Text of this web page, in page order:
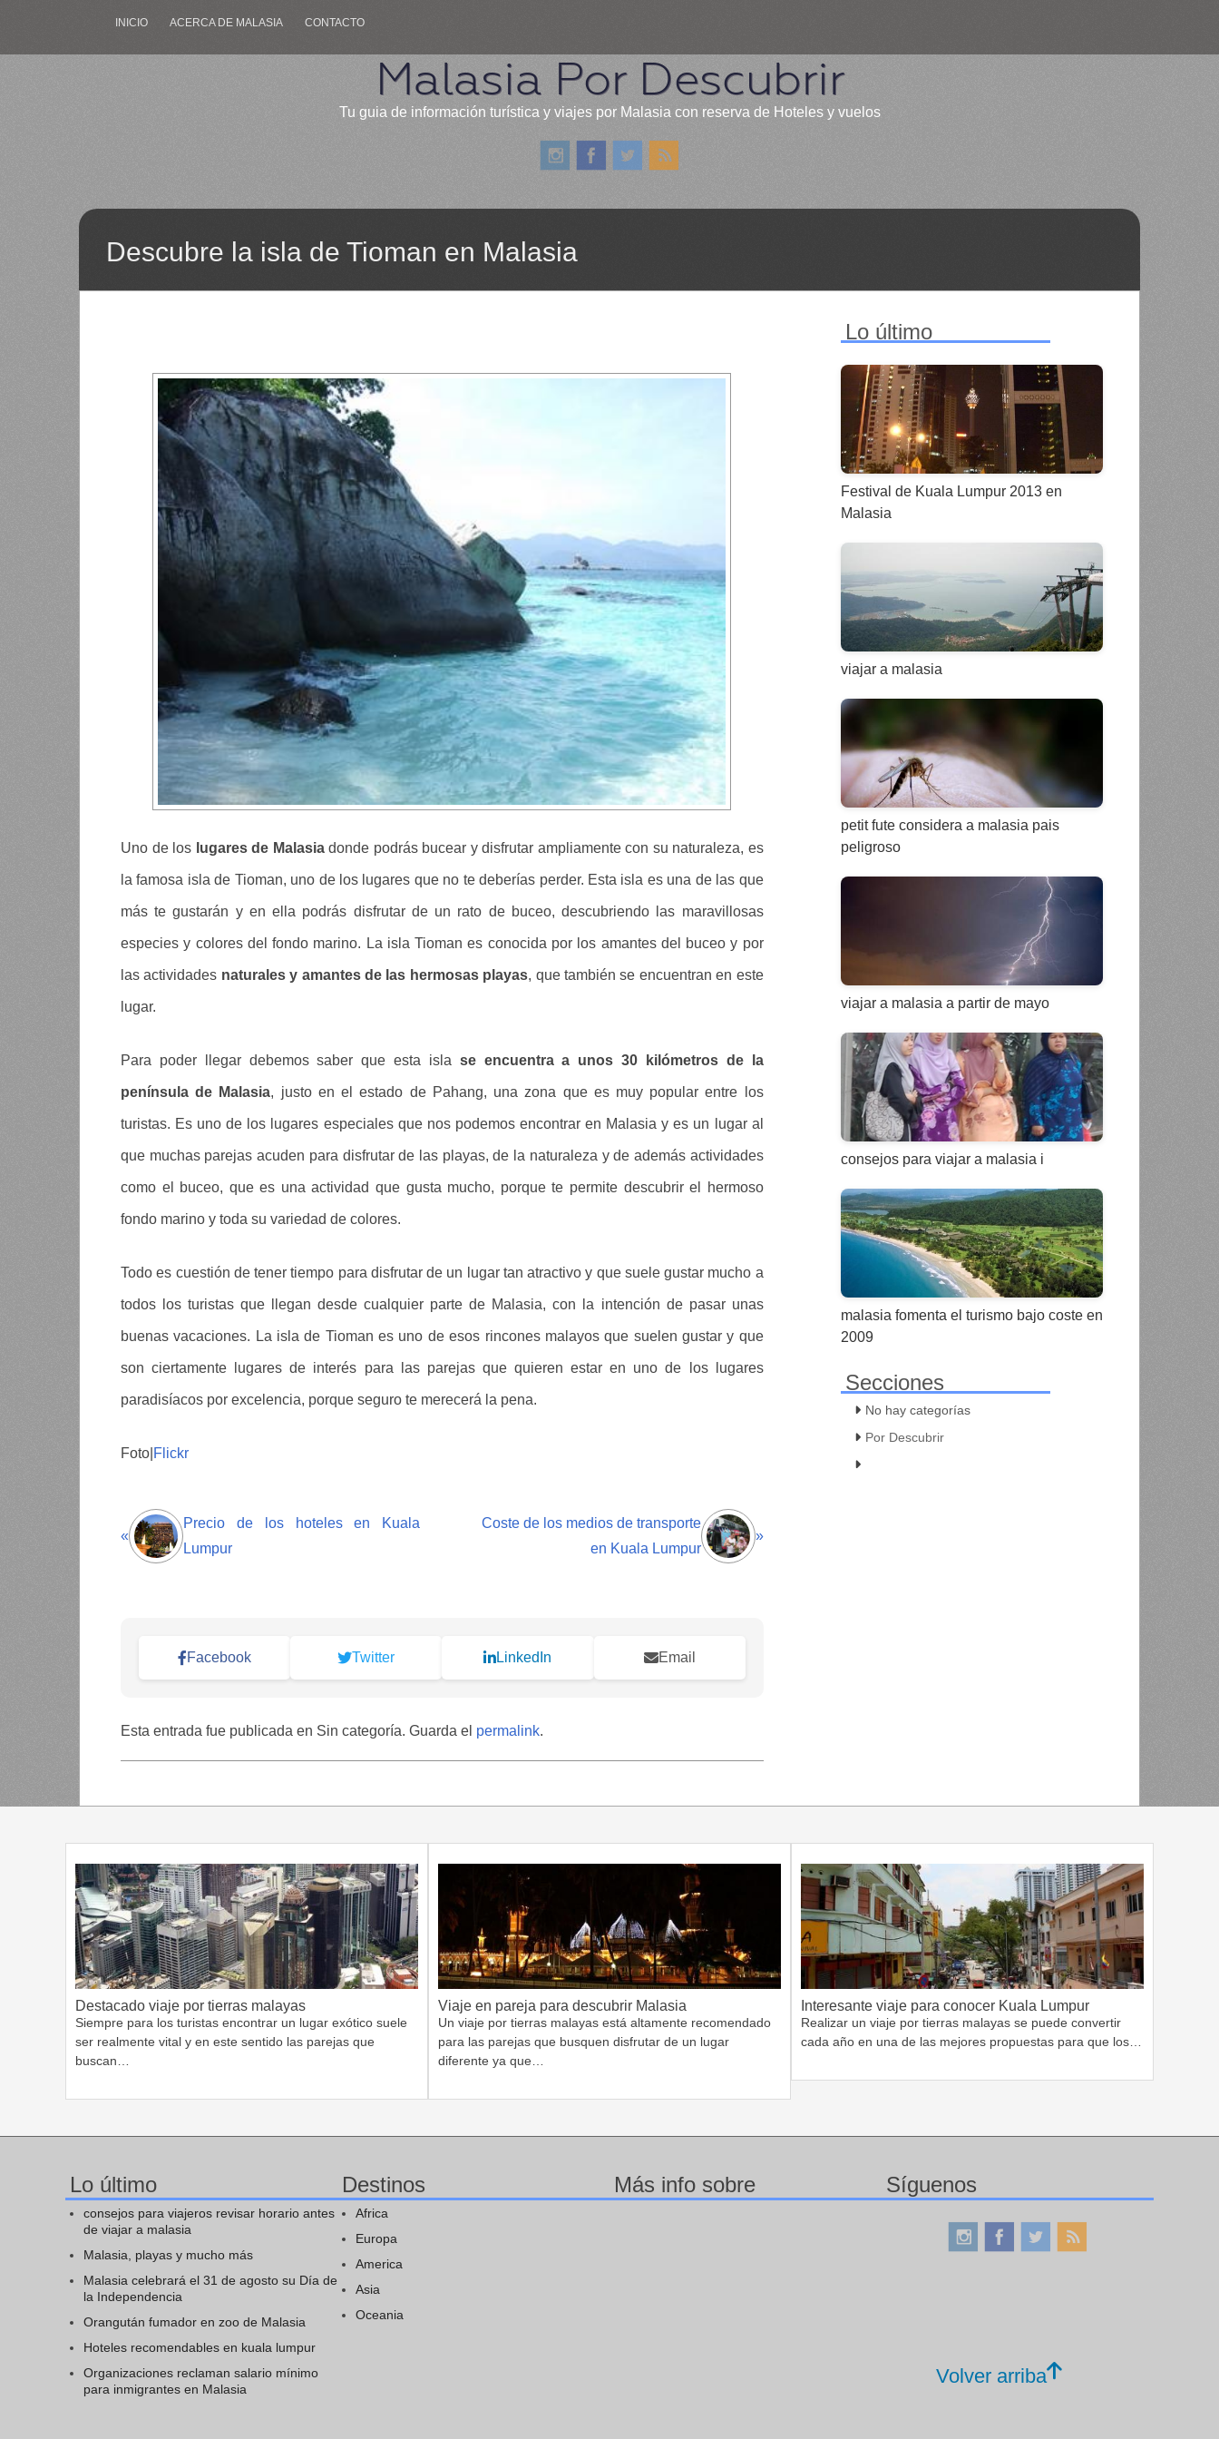
INICIO ACERCA DE MALASIA CONTACTO
Malasia Por Descubrir
Tu guia de información turística y viajes por Malasia con reserva de Hoteles y vuelos
Descubre la isla de Tioman en Malasia
Uno de los lugares de Malasiadonde podrás bucear y disfrutar ampliamente con su naturaleza, es
la famosa isla de Tioman, uno de los lugares que no te deberías perder. Esta isla es una de las que
más te gustarán y en ella podrás disfrutar de un rato de buceo, descubriendo las maravillosas
especies y colores del fondo marino. La isla Tioman es conocida por los amantes del buceo y por
las actividades naturales y amantes de las hermosas playas, que también se encuentran en este
lugar.
Para poder llegar debemos saber que esta islase encuentra a unos 30 kilómetros de la
península de Malasia, justo en el estado de Pahang, una zona que es muy popular entre los
turistas. Es uno de los lugares especiales que nos podemos encontrar en Malasia y es un lugar al
que muchas parejas acuden para disfrutar de las playas, de la naturaleza y de además actividades
como el buceo, que es una actividad que gusta mucho, porque te permite descubrir el hermoso
fondo marino y toda su variedad de colores.
Todo es cuestión de tener tiempo para disfrutar de un lugar tan atractivo y que suele gustar mucho a
todos los turistas que llegan desde cualquier parte de Malasia, con la intención de pasar unas
buenas vacaciones. La isla de Tioman es uno de esos rincones malayos que suelen gustar y que
son ciertamente lugares de interés para las parejas que quieren estar en uno de los lugares
paradisíacos por excelencia, porque seguro te merecerá la pena.
Foto| Flickr
«
Precio de los hoteles en Kuala
Lumpur
Coste de los medios de transporte
en Kuala Lumpur
»
Facebook Twitter LinkedIn Email
Esta entrada fue publicada en Sin categoría. Guarda el permalink.
Lo último
Festival de Kuala Lumpur 2013 en
Malasia
viajar a malasia
petit fute considera a malasia pais
peligroso
viajar a malasia a partir de mayo
consejos para viajar a malasia i
malasia fomenta el turismo bajo coste en
2009
Secciones
No hay categorías
Por Descubrir
Destacado viaje por tierras malayas
Siempre para los turistas encontrar un lugar exótico suele
ser realmente vital y en este sentido las parejas que
buscan…
Viaje en pareja para descubrir Malasia
Un viaje por tierras malayas está altamente recomendado
para las parejas que busquen disfrutar de un lugar
diferente ya que…
Interesante viaje para conocer Kuala Lumpur
Realizar un viaje por tierras malayas se puede convertir
cada año en una de las mejores propuestas para que los…
Lo último
consejos para viajeros revisar horario antes
de viajar a malasia
Malasia, playas y mucho más
Malasia celebrará el 31 de agosto su Día de
la Independencia
Orangután fumador en zoo de Malasia
Hoteles recomendables en kuala lumpur
Organizaciones reclaman salario mínimo
para inmigrantes en Malasia
Destinos
Africa
Europa
America
Asia
Oceania
Más info sobre Síguenos
Volver arriba